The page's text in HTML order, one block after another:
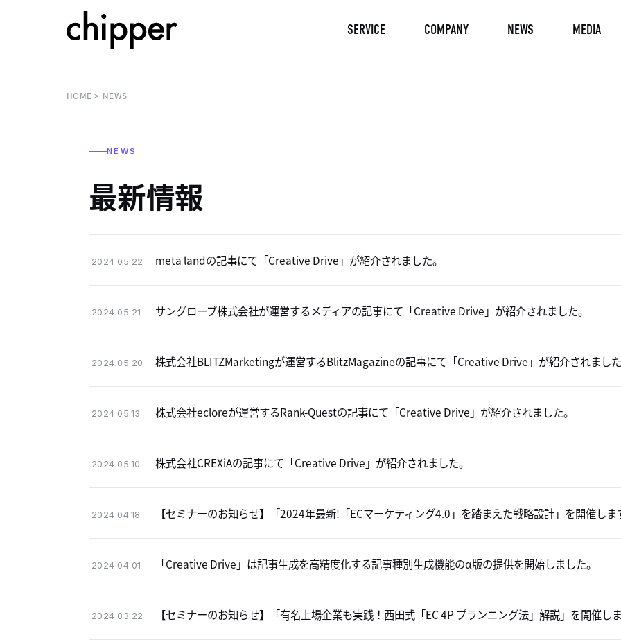
SERVICE COMPANY NEWS MEDIA
HOME NEWS
NEWS
最新情報
2024.05.22 meta landの記事にて「Creative Drive」が紹介されました。
2024.05.21 サングローブ株式会社が運営するメディアの記事にて「Creative Drive」が紹介されました。
2024.05.20 株式会社BLITZMarketingが運営するBlitzMagazineの記事にて「Creative Drive」が紹介されました
2024.05.13 株式会社ecloreが運営するRank-Questの記事にて「Creative Drive」が紹介されました。
2024.05.10 株式会社CREXiAの記事にて「Creative Drive」が紹介されました。
2024.04.18 【セミナーのお知らせ】「2024年最新!「ECマーケティング4.0」を踏まえた戦略設計」を開催しま
2024.04.01 「Creative Drive」は記事生成を高精度化する記事種別生成機能のα版の提供を開始しました。
2024.03.22 【セミナーのお知らせ】「有名上場企業も実践！西田式「EC 4P プランニング法」解説」を開催しま